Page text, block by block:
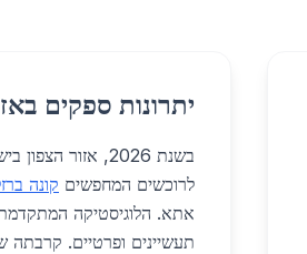
יתרונות ספקים
בשנת 2026, אזור
לרוכשים המחפשים קונה
אתא. הלוגיסטיקה
תעשיינים ופרטיים.